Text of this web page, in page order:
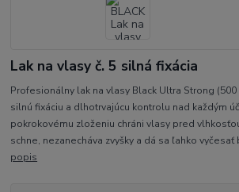
Lak na vlasy č. 5 silná fixácia
Profesionálny lak na vlasy Black Ultra Strong
silnú fixáciu a dlhotrvajúcu kontrolu nad každým
pokrokovému zloženiu chráni vlasy pred
schne, nezanecháva zvyšky a dá sa ľahko vyčesať
popis